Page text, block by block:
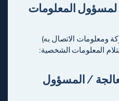
لمسؤول المعلومات
ومعلومات الاتصال به)
المعلومات الشخصية:
/ المسؤول